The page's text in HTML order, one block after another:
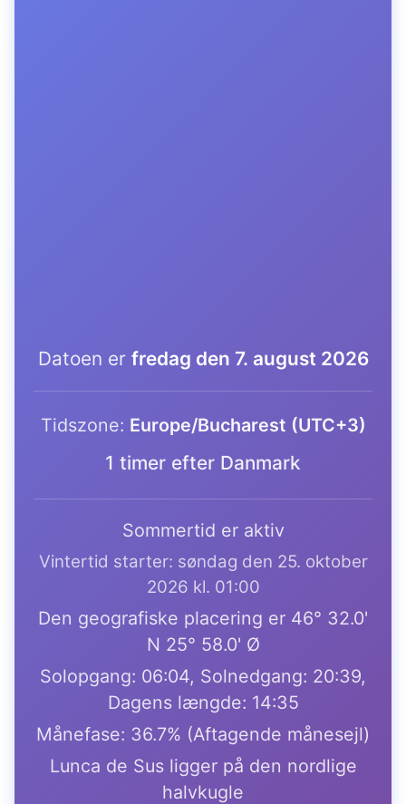
Datoen er fredag den 7. august 2026
Tidszone: Europe/Bucharest (UTC+3)
1 timer efter Danmark
Sommertid er aktiv
Vintertid starter: søndag den 25. oktober
2026 kl. 01:00
Den geografiske placering er 46° 32.0'
N 25° 58.0' Ø
Solopgang: 06:04, Solnedgang: 20:39,
Dagens længde: 14:35
Månefase: 36.7% (Aftagende månesejl)
Lunca de Sus ligger på den nordlige
halvkugle